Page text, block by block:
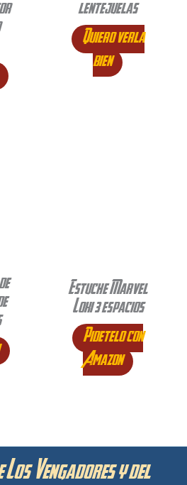
lentejuelas
Quiero verla
bien
Estuche Marvel
Loki 3 espacios
Pidetelo con
Amazon
Los Vengadores y del